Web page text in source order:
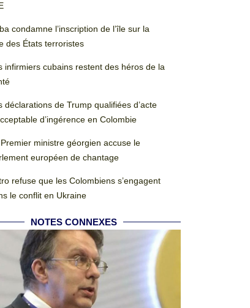
condamne l’inscription de l’île sur la
des États terroristes
infirmiers cubains restent des héros de la
déclarations de Trump qualifiées d’acte
d’ingérence en Colombie
ministre géorgien accuse le
européen de chantage
refuse que les Colombiens s’engagent
le conflit en Ukraine
NOTES CONNEXES